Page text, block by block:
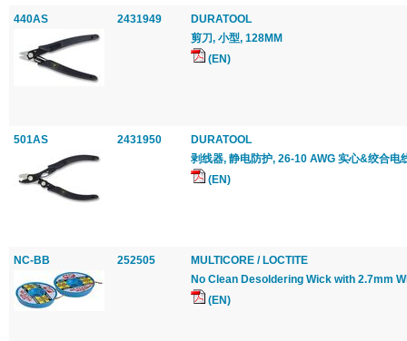
440AS 2431949
DURATOOL
剪刀, 小型, 128MM
(EN)
501AS 2431950
DURATOOL
剥线器, 静电防护, 26-10 AWG 实心&绞合电
(EN)
NC-BB 252505
MULTICORE / LOCTITE
No Clean Desoldering Wick with 2.7mm
(EN)